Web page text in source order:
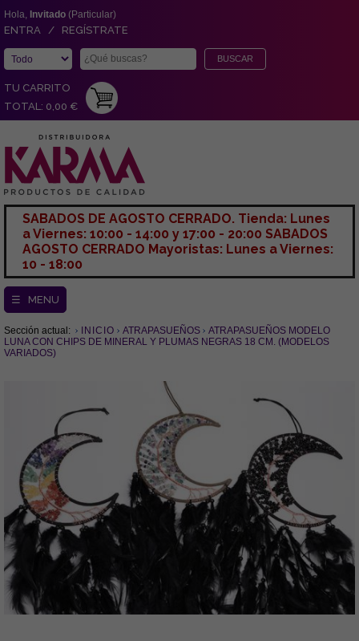
Hola, Invitado (Particular)
ENTRA / REGÍSTRATE
TU CARRITO
TOTAL: 0,00 €
SABADOS DE AGOSTO CERRADO. Tienda: Lunes
a Viernes: 10:00 - 14:00 y 17:00 - 20:00 SABADOS
AGOSTO CERRADO Mayoristas: Lunes a Viernes:
10 - 18:00
☰ MENU
Sección actual: INICIO ATRAPASUEÑOS
ATRAPASUEÑOS MODELO
LUNA CON CHIPS DE MINERAL Y PLUMAS NEGRAS 18 CM. (MODELOS
VARIADOS)